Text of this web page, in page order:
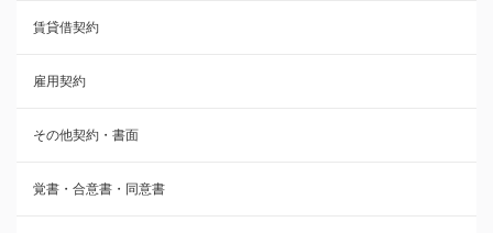
売買契約
株主総会議事録・関連書類
請負契約
フランチャイズ契約
賃貸借契約
雇用契約
その他契約・書面
覚書・合意書・同意書